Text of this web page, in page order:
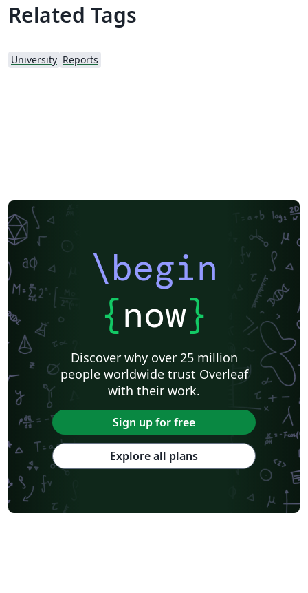
Related Tags
University Reports
\begin
{now}
Discover why over 25 million
people worldwide trust Overleaf
with their work.
Sign up for free
Explore all plans